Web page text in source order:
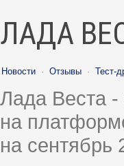
ЛАДА
Новости · Отзывы · Тест-
Лада Веста
на
на сентябрь